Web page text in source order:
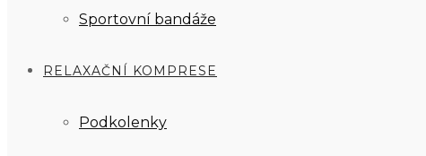
Sportovní bandáže
RELAXAČNÍ KOMPRESE
Podkolenky